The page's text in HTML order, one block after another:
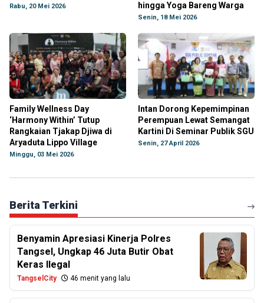
Rabu, 20 Mei 2026
hingga Yoga Bareng Warga
Senin, 18 Mei 2026
Family Wellness Day
‘Harmony Within’ Tutup
Rangkaian Tjakap Djiwa di
Aryaduta Lippo Village
Minggu, 03 Mei 2026
Intan Dorong Kepemimpinan
Perempuan Lewat Semangat
Kartini Di Seminar Publik SGU
Senin, 27 April 2026
Berita Terkini
Benyamin Apresiasi Kinerja Polres
Tangsel, Ungkap 46 Juta Butir Obat
Keras Ilegal
TangselCity 46 menit yang lalu